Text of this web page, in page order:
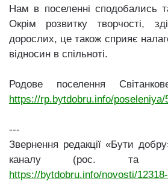
Нам в поселенні сподобались
Окрім розвитку творчості,
дорослих, це також сприяє
відносин в спільноті.
Родове поселення
https://rp.bytdobru.info/
---
Звернення редакції «Бути
каналу (рос. та
https://bytdobru.info/novosti/